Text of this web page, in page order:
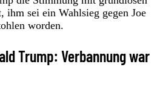
ihm sei ein Wahlsieg gegen Joe
worden.
Trump: Verbannung war